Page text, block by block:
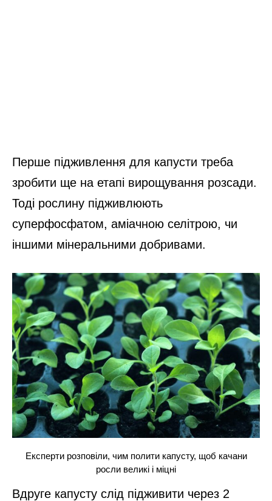
Перше підживлення для капусти треба
зробити ще на етапі вирощування розсади.
Тоді рослину підживлюють
суперфосфатом, аміачною селітрою, чи
іншими мінеральними добривами.
Експерти розповіли, чим полити капусту, щоб качани
росли великі і міцні
Вдруге капусту слід підживити через 2